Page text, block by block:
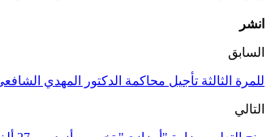
انشر
السابق
للمرة الثالثة تأجيل محاكمة الدكتور المهدي
التالي